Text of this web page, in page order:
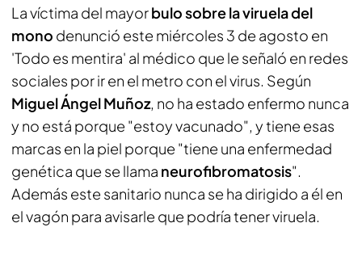
La víctima del mayorbulo sobre la viruela del
mono denunció este miércoles 3 de agosto en
'Todo es mentira' al médico que le señaló en redes
sociales por ir en el metro con el virus. Según
Miguel Ángel Muñoz, no ha estado enfermo nunca
y no está porque "estoy vacunado", y tiene esas
marcas en la piel porque "tiene una enfermedad
genética que se llama neurofibromatosis".
Además este sanitario nunca se ha dirigido a él en
el vagón para avisarle que podría tener viruela.